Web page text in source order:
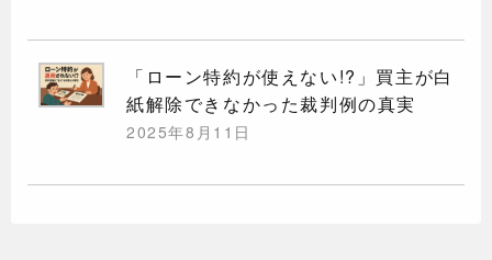
「ローン特約が使えない!?」買主が白
紙解除できなかった裁判例の真実
2025年8月11日